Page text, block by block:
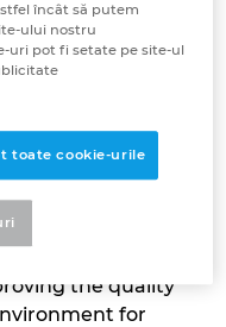
the quality
for
încât să putem
ului nostru
uri pot fi setate pe site-ul
toate cookie-urile